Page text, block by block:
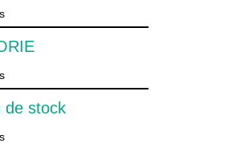
de stock